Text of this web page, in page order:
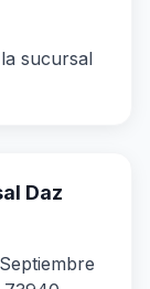
sucursal
Daz